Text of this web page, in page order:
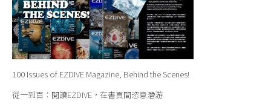
100 Issues of EZDIVE Magazine, Behind the Scenes!
從一到百：閱讀EZDIVE，在書頁間恣意潛游